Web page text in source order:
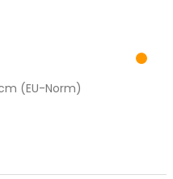
(EU-Norm)